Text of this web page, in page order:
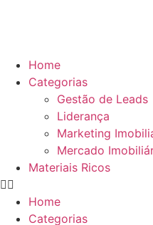
conteúdo
Home
Categorias
Gestão de Leads
Liderança
Marketing
Mercado
Materiais Ricos
Home
Categorias